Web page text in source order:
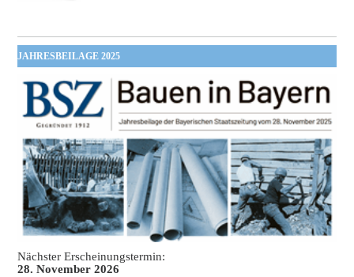
JAHRESBEILAGE 2025
Nächster Erscheinungstermin:
28. November 2026